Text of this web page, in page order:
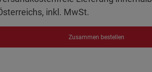
inkl. MwSt.
Zusammen bestellen